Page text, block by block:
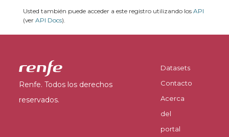
Usted también puede acceder a este registro utilizando los API
(ver API Docs).
Renfe. Todos los derechos
reservados.
Datasets
Contacto
Acerca
del
portal